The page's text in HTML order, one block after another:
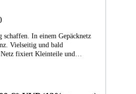
schaffen. In einem Gepäcknetz
Vielseitig und bald
Netz fixiert Kleinteile und